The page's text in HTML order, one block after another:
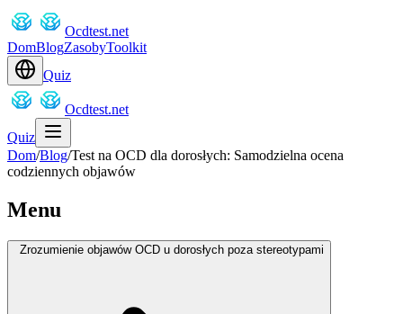
Ocdtest.net
DomBlogZasobyToolkit
Quiz
Ocdtest.net
Quiz
Dom/Blog/Test na OCD dla dorosłych: Samodzielna ocena
codziennych objawów
Menu
Zrozumienie objawów OCD u dorosłych poza stereotypami